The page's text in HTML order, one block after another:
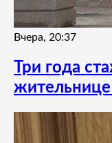
Вчера, 20:37
Три года
жительнице